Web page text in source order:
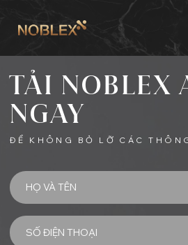
TẢI NOBLEX
NGAY
ĐỂ KHÔNG BỎ LỠ CÁC